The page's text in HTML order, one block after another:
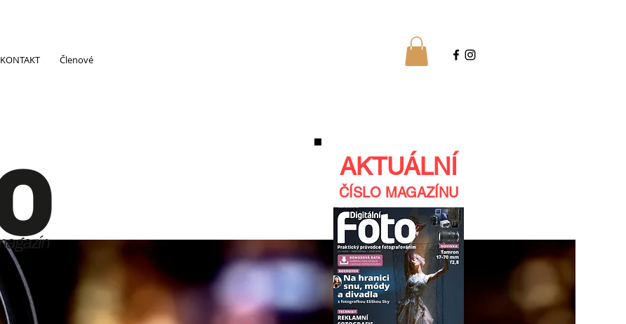
KONTAKT Členové
AKTUÁLNÍ
ČÍSLO MAGAZÍNU